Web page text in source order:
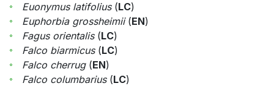
Euonymus latifolius(LC)
Euphorbia grossheimii(EN)
Fagus orientalis(LC)
Falco biarmicus(LC)
Falco cherrug(EN)
Falco columbarius(LC)